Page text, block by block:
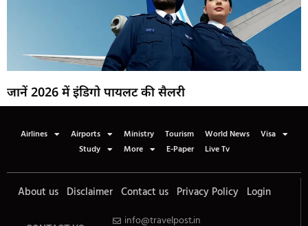
जानें 2026 में इंडिगो पायलट की सैलरी
Airlines Airports Ministry Tourism World News
Visa
Study
More E-Paper Live Tv
About us Disclaimer Contact us Privacy Policy Login
info@travelpost.in